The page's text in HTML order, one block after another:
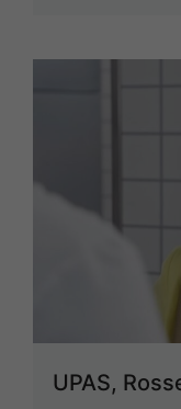
UPAS,